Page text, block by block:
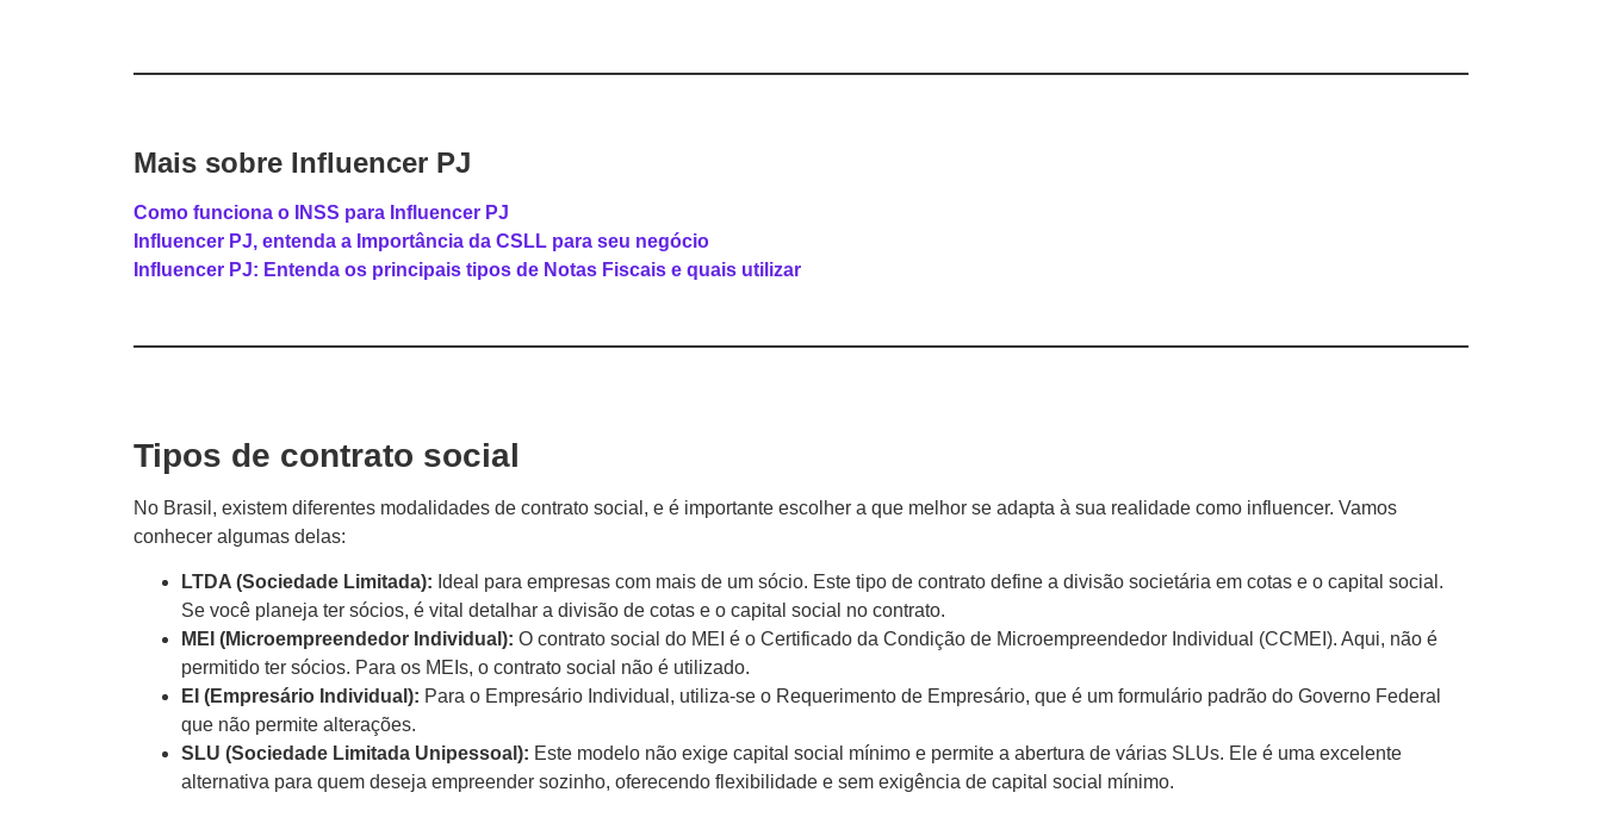
Mais sobre Influencer PJ
Como funciona o INSS para Influencer PJ
Influencer PJ, entenda a Importância da CSLL para seu negócio
Influencer PJ: Entenda os principais tipos de Notas Fiscais e quais utilizar
Tipos de contrato social
No Brasil, existem diferentes modalidades de contrato social, e é importante escolher a que melhor se adapta à sua realidade como influencer. Vamos
conhecer algumas delas:
LTDA (Sociedade Limitada): Ideal para empresas com mais de um sócio. Este tipo de contrato define a divisão societária em cotas e o capital social.
Se você planeja ter sócios, é vital detalhar a divisão de cotas e o capital social no contrato.
MEI (Microempreendedor Individual): O contrato social do MEI é o Certificado da Condição de Microempreendedor Individual (CCMEI). Aqui, não é
permitido ter sócios. Para os MEIs, o contrato social não é utilizado.
EI (Empresário Individual): Para o Empresário Individual, utiliza-se o Requerimento de Empresário, que é um formulário padrão do Governo Federal
que não permite alterações.
SLU (Sociedade Limitada Unipessoal): Este modelo não exige capital social mínimo e permite a abertura de várias SLUs. Ele é uma excelente
alternativa para quem deseja empreender sozinho, oferecendo flexibilidade e sem exigência de capital social mínimo.